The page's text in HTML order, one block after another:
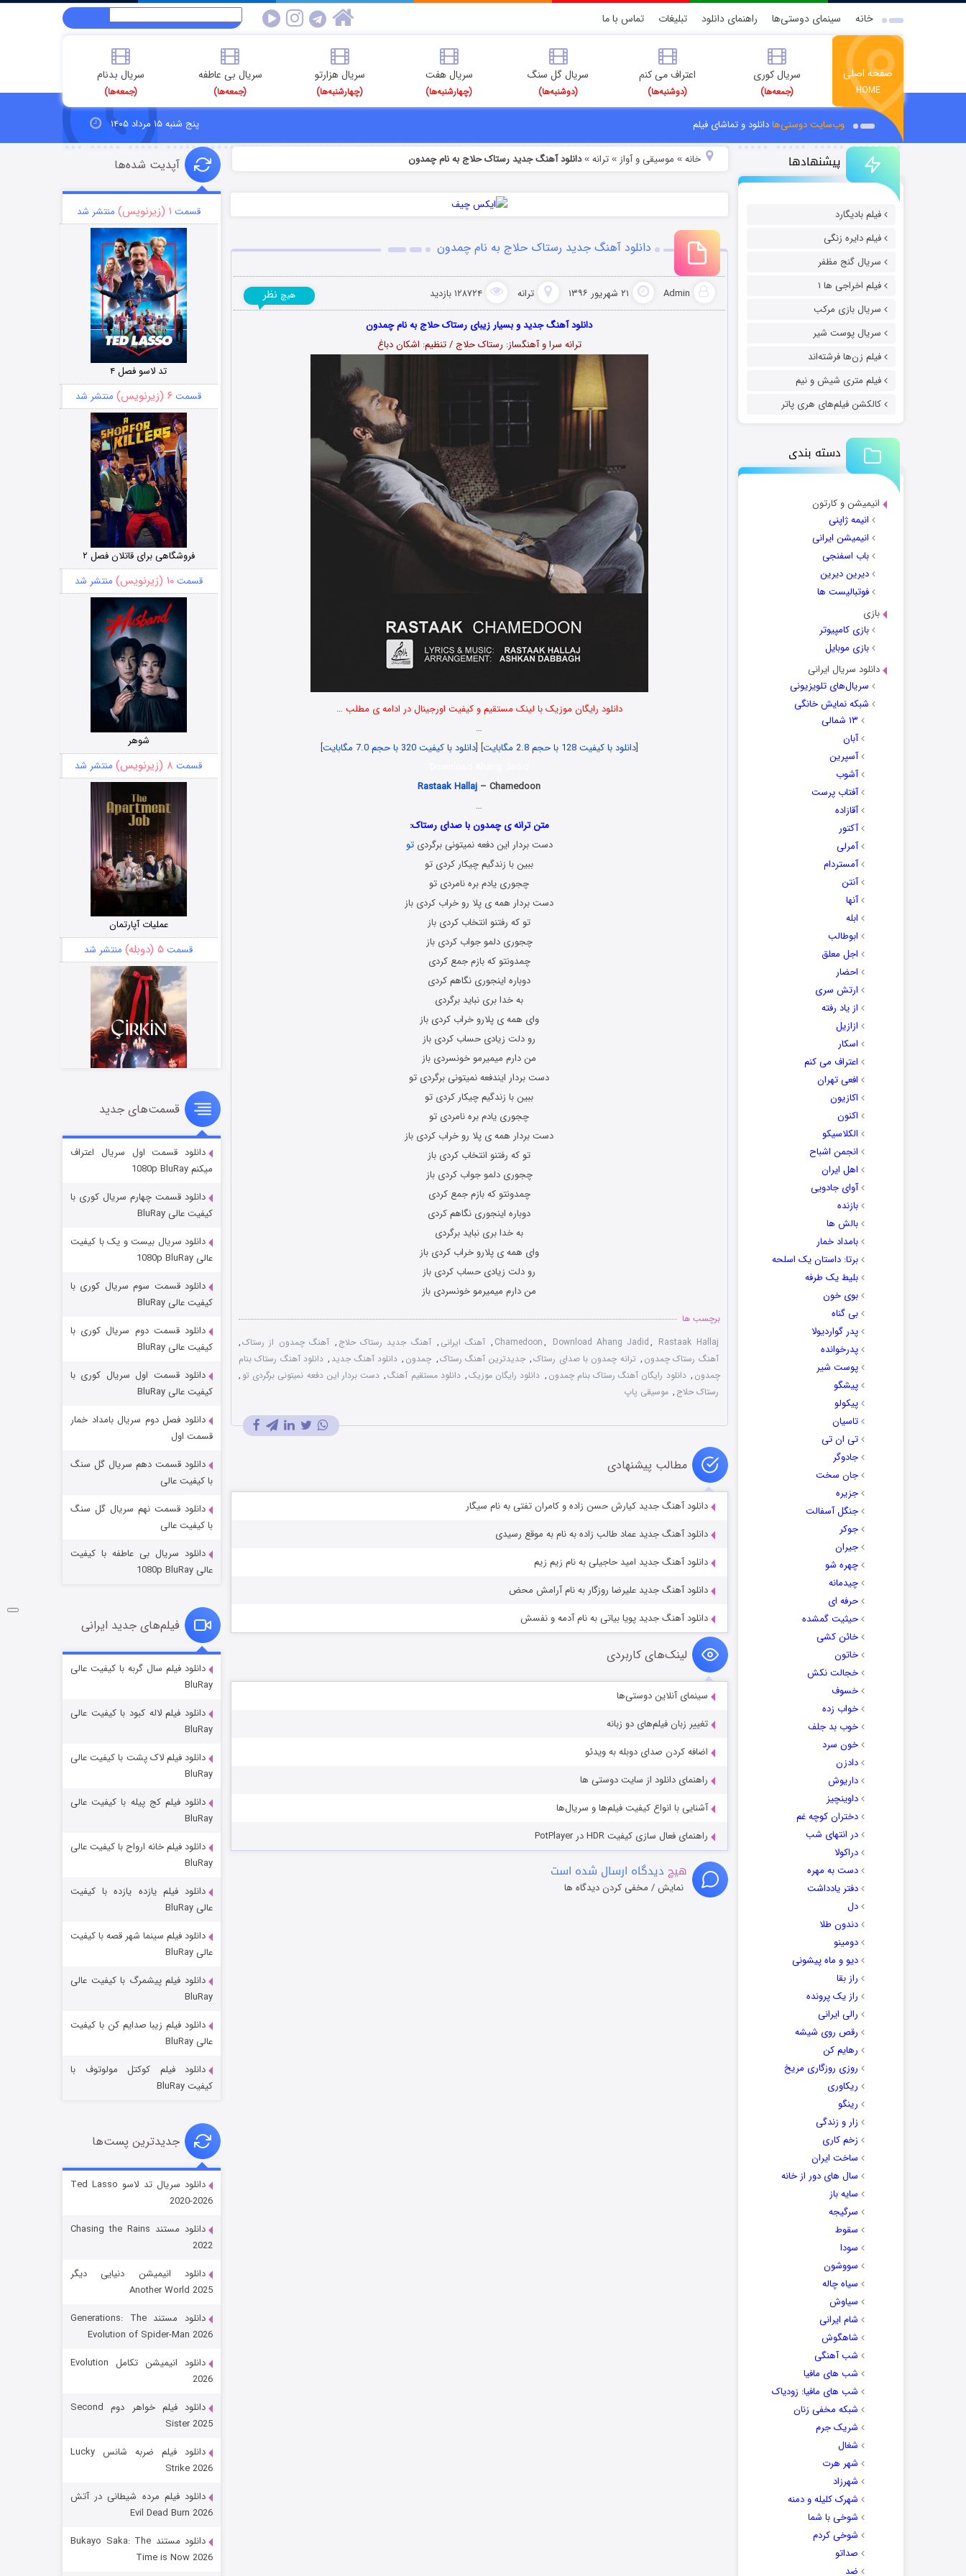
خانه سینمای دوستی‌ها راهنمای دانلود تبلیغات تماس با ما
صفحه اصلی
HOME
سریال کوری
(جمعه‌ها)
اعتراف می کنم
(دوشنبه‌ها)
سریال گل سنگ
(دوشنبه‌ها)
سریال هفت
(چهارشنبه‌ها)
سریال هزارتو
(چهارشنبه‌ها)
سریال بی عاطفه
(جمعه‌ها)
سریال بدنام
(جمعه‌ها)
وب‌سایت دوستی‌هادانلود و تماشای فیلم پنج شنبه ۱۵ مرداد ۱۴۰۵
پیشنهادها
فیلم بادیگارد
فیلم دایره زنگی
سریال گنج مظفر
فیلم اخراجی ها ۱
سریال بازی مرکب
سریال پوست شیر
فیلم زن‌ها فرشته‌اند
فیلم متری شیش و نیم
کالکشن فیلم‌های هری پاتر
دسته بندی
انیمیشن و کارتون
انیمه ژاپنی
انیمیشن ایرانی
باب اسفنجی
دیرین دیرین
فوتبالیست ها
بازی
بازی کامپیوتر
بازی موبایل
دانلود سریال ایرانی
سریال‌های تلویزیونی
شبکه نمایش خانگی
۱۳ شمالی
آبان
آسپرین
آشوب
آفتاب پرست
آقازاده
آکتور
آمرلی
آمستردام
آنتن
آنها
ابله
ابوطالب
اجل معلق
احضار
ارتش سری
از یاد رفته
ازازیل
اسکار
اعتراف می کنم
افعی تهران
اکازیون
اکنون
الکلاسیکو
انجمن اشباح
اهل ایران
آوای جادویی
بازنده
بالش ها
بامداد خمار
برتا: داستان یک اسلحه
بلیط یک‌‌ طرفه
بوی خون
بی گناه
پدر گواردیولا
پدرخوانده
پوست شیر
پیشگو
پیکولو
تاسیان
تی ان تی
جادوگر
جان سخت
جزیره
جنگل آسفالت
جوکر
جیران
چهره شو
چیدمانه
حرفه ای
حیثیت گمشده
خائن کشی
خاتون
خجالت نکش
خسوف
خواب زده
خوب بد جلف
خون سرد
دادزن
داریوش
داوینچیز
دختران کوچه غم
در انتهای شب
دراکولا
دست به مهره
دفتر یادداشت
دل
دندون طلا
دومینو
دیو و ماه پیشونی
راز بقا
راز یک پرونده
رالی ایرانی
رقص روی شیشه
رهایم کن
روزی روزگاری مریخ
ریکاوری
رینگو
زار و زندگی
زخم کاری
ساخت ایران
سال های دور از خانه
سایه باز
سرگیجه
سقوط
سودا
سووشون
سیاه چاله
سیاوش
شام ایرانی
شاهگوش
شب آهنگی
شب های مافیا
شب های مافیا: زودیاک
شبکه مخفی زنان
شریک جرم
شغال
شهر هرت
شهرزاد
شهرک کلیله و دمنه
شوخی با شما
شوخی کردم
صداتو
ضد
خانه» موسیقی و آواز » ترانه»دانلود آهنگ جدید رستاک حلاج به نام چمدون
دانلود آهنگ جدید رستاک حلاج به نام چمدون
Admin ۲۱ شهریور ۱۳۹۶ ترانه ۱۲۸۷۲۴ بازدید هیچ نظر
دانلود آهنگ جدید و بسیار زیبای رستاک حلاج به نام چمدون
ترانه سرا و آهنگساز: رستاک حلاج / تنظیم: اشکان دباغ
دانلود رایگان موزیک با لینک مستقیم و کیفیت اورجینال در ادامه ی مطلب …
…
[دانلود با کیفیت 128 با حجم 2.8 مگابایت ] [دانلود با کیفیت 320 با حجم 7.0 مگابایت
]
Rastaak Hallaj – Chamedoon
…
متن ترانه ی چمدون با صدای رستاک:
دست بردار این دفعه نمیتونی برگردیتو
ببین با زندگیم چیکار کردی تو
چجوری یادم بره نامردی تو
دست بردار همه ی پلا رو خراب کردی باز
تو که رفتنو انتخاب کردی باز
چجوری دلمو جواب کردی باز
چمدونتو که بازم جمع کردی
دوباره اینجوری نگاهم کردی
به خدا بری نباید برگردی
وای همه ی پلارو خراب کردی باز
رو دلت زیادی حساب کردی باز
من دارم میمیرمو خونسردی باز
دست بردار ایندفعه نمیتونی برگردی تو
ببین با زندگیم چیکار کردی تو
چجوری یادم بره نامردی تو
دست بردار همه ی پلا رو خراب کردی باز
تو که رفتنو انتخاب کردی باز
چجوری دلمو جواب کردی باز
چمدونتو که بازم جمع کردی
دوباره اینجوری نگاهم کردی
به خدا بری نباید برگردی
وای همه ی پلارو خراب کردی باز
رو دلت زیادی حساب کردی باز
من دارم میمیرمو خونسردی باز
برچسب ها
Chamedoon, Download Ahang Jadid, Rastaak Hallaj
, آهنگ ایرانی , آهنگ جدید رستاک حلاج , آهنگ چمدون از رستاک,
آهنگ رستاک چمدون , ترانه چمدون با صدای رستاک, جدیدترین آهنگ رستاک, چمدون , دانلود آهنگ جدید , دانلود آهنگ رستاک بنام
چمدون , دانلود رایگان آهنگ رستاک بنام چمدون , دانلود رایگان موزیک, دانلود مستقیم آهنگ, دست بردار این دفعه نمیتونی برگردی تو ,
رستاک حلاج , موسیقی پاپ
مطالب پیشنهادی
دانلود آهنگ جدید کیارش حسن زاده و کامران تفتی به نام سیگار
دانلود آهنگ جدید عماد طالب زاده به نام به موقع رسیدی
دانلود آهنگ جدید امید حاجیلی به نام زیم زیم
دانلود آهنگ جدید علیرضا روزگار به نام آرامش محض
دانلود آهنگ جدید پویا بیاتی به نام آدمه و نفسش
لینک‌های کاربردی
سینمای آنلاین دوستی‌ها
تغییر زبان فیلم‌های دو زبانه
اضافه کردن صدای دوبله به ویدئو
راهنمای دانلود از سایت دوستی ها
آشنایی با انواع کیفیت فیلم‌ها و سریال‌ها
راهنمای فعال سازی کیفیت HDR در PotPlayer
هیچ دیدگاه ارسال شده است
نمایش / مخفی کردن دیدگاه ها
آپدیت شده‌ها
قسمت ۱ (زیرنویس) منتشر شد
تد لاسو فصل ۴
قسمت ۶ (زیرنویس) منتشر شد
فروشگاهی برای قاتلان فصل ۲
قسمت۱۰ (زیرنویس) منتشر شد
شوهر
قسمت ۸ (زیرنویس) منتشر شد
عملیات آپارتمان
قسمت ۵ (دوبله) منتشر شد
سریال زشت
قسمت۲ (زیرنویس) منتشر شد
مردگان متحرک: شهر مرده ۳
شکست استوارت در نجات جهان
قسمت ۷ (زیرنویس) منتشر شد
شوگر فصل ۲
قسمت
خاندان اژدها فصل ۳
جادوگری در مغولستان
قسمت
رویایی برای تو
قسمت
قسمت‌های جدید
دانلود قسمت اول سریال اعتراف
میکنم 1080p BluRay
دانلود قسمت چهارم سریال کوری با
کیفیت عالی BluRay
دانلود سریال بیست و یک با کیفیت
عالی 1080p BluRay
دانلود قسمت سوم سریال کوری با
کیفیت عالی BluRay
دانلود قسمت دوم سریال کوری با
کیفیت عالی BluRay
دانلود قسمت اول سریال کوری با
کیفیت عالی BluRay
دانلود فصل دوم سریال بامداد خمار
قسمت اول
دانلود قسمت دهم سریال گل سنگ
با کیفیت عالی
دانلود قسمت نهم سریال گل سنگ
با کیفیت عالی
دانلود سریال بی عاطفه با کیفیت
عالی 1080p BluRay
فیلم‌های جدید ایرانی
دانلود فیلم سال گربه با کیفیت عالی
BluRay
دانلود فیلم لاله کبود با کیفیت عالی
BluRay
دانلود فیلم لاک پشت با کیفیت عالی
BluRay
دانلود فیلم کج‌ پیله با کیفیت عالی
BluRay
دانلود فیلم خانه ارواح با کیفیت عالی
BluRay
دانلود فیلم یازده یازده با کیفیت
عالی BluRay
دانلود فیلم سینما شهر قصه با کیفیت
عالی BluRay
دانلود فیلم پیشمرگ با کیفیت عالی
BluRay
دانلود فیلم زیبا صدایم کن با کیفیت
عالی BluRay
دانلود فیلم کوکتل مولوتوف با
کیفیت BluRay
جدیدترین پست‌ها
دانلود سریال تد لاسو Ted Lasso
2020-2026
دانلود مستند Chasing the Rains
2022
دانلود انیمیشن دنیایی دیگر
Another World 2025
دانلود مستند Generations: The
Evolution of Spider-Man 2026
دانلود انیمیشن تکامل Evolution
2026
دانلود فیلم خواهر دوم Second
Sister 2025
دانلود فیلم ضربه شانس Lucky
Strike 2026
دانلود فیلم مرده شیطانی در آتش
Evil Dead Burn 2026
دانلود مستند Bukayo Saka: The
Time is Now 2026